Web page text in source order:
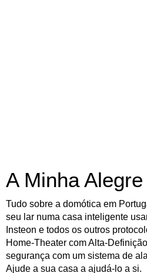
A Minha
Tudo sobre a domótica em
seu lar numa casa inteligente
Insteon e todos os outros
Home-Theater com Alta-
segurança com um sistema de
Ajude a sua casa a ajudá-lo a si.